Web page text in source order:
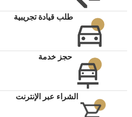
طلب قيادة تجريبية
حجز خدمة
الشراء عبر الإنترنت